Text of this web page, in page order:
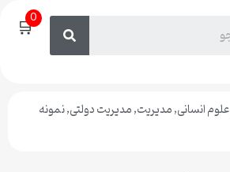
🛒0
علوم انسانی,مدیریت,مدیریت دولتی,نمونه